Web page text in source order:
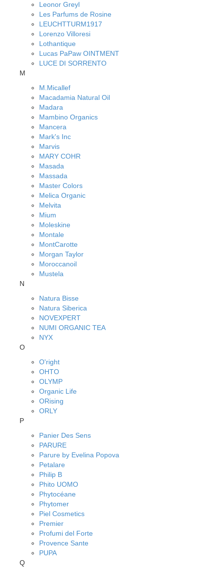
Leonor Greyl
Les Parfums de Rosine
LEUCHTTURM1917
Lorenzo Villoresi
Lothantique
Lucas PaPaw OINTMENT
LUCE DI SORRENTO
M
M.Micallef
Macadamia Natural Oil
Madara
Mambino Organics
Mancera
Mark's Inc
Marvis
MARY COHR
Masada
Massada
Master Colors
Melica Organic
Melvita
Mium
Moleskine
Montale
MontCarotte
Morgan Taylor
Moroccanoil
Mustela
N
Natura Bisse
Natura Siberica
NOVEXPERT
NUMI ORGANIC TEA
NYX
O
O'right
OHTO
OLYMP
Organic Life
ORising
ORLY
P
Panier Des Sens
PARURE
Parure by Evelina Popova
Petalare
Philip B
Phito UOMO
Phytocéane
Phytomer
Piel Cosmetics
Premier
Profumi del Forte
Provence Sante
PUPA
Q